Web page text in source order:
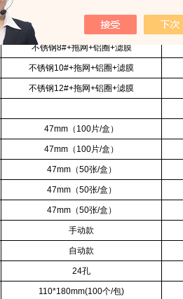
不锈钢6#+拖网+铝圈+滤膜
不锈钢8#+拖网+铝圈+滤膜
不锈钢10#+拖网+铝圈+滤膜
不锈钢12#+拖网+铝圈+滤膜
47mm（100片/盒）
47mm（100片/盒）
47mm（50张/盒）
47mm（50张/盒）
47mm（50张/盒）
手动款
自动款
24孔
110*180mm(100个/包)